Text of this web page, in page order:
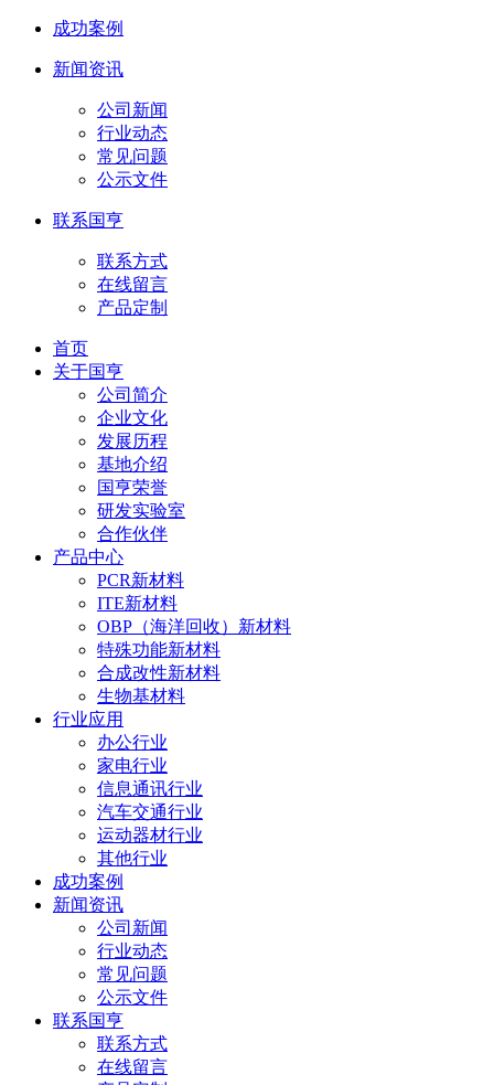
成功案例
新闻资讯
公司新闻
行业动态
常见问题
公示文件
联系国亨
联系方式
在线留言
产品定制
首页
关于国亨
公司简介
企业文化
发展历程
基地介绍
国亨荣誉
研发实验室
合作伙伴
产品中心
PCR新材料
ITE新材料
OBP（海洋回收）新材料
特殊功能新材料
合成改性新材料
生物基材料
行业应用
办公行业
家电行业
信息通讯行业
汽车交通行业
运动器材行业
其他行业
成功案例
新闻资讯
公司新闻
行业动态
常见问题
公示文件
联系国亨
联系方式
在线留言